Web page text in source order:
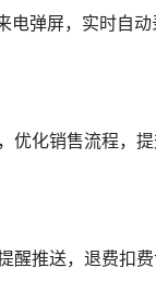
弹屏，实时自动
化销售流程，提
推送，退费扣费